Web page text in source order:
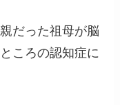
だった祖母が脳
ころの認知症に